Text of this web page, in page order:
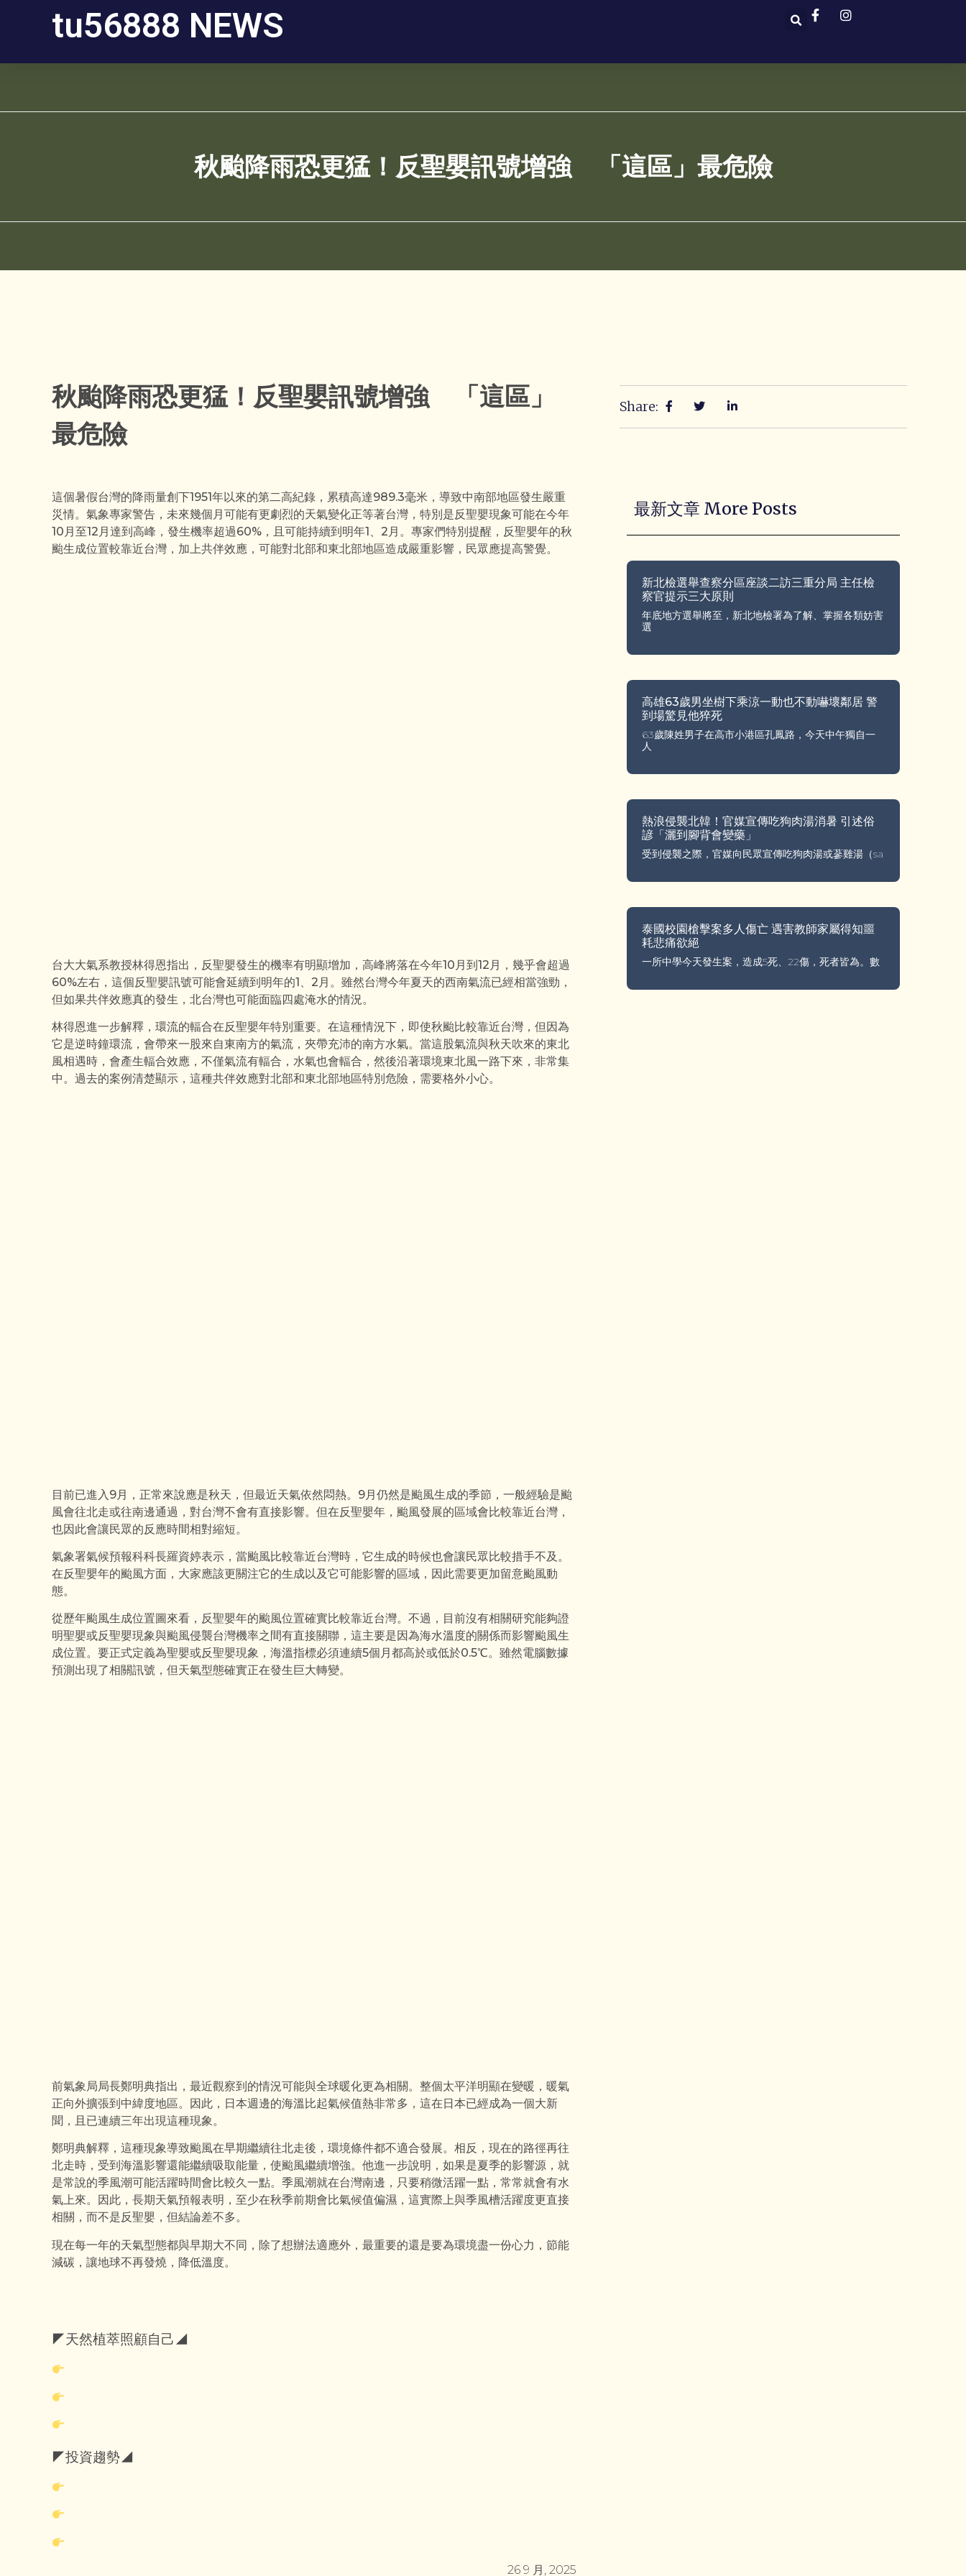
tu56888 NEWS
秋颱降雨恐更猛！反聖嬰訊號增強 「這區」最危險
秋颱降雨恐更猛！反聖嬰訊號增強 「這區」
最危險
這個暑假台灣的降雨量創下1951年以來的第二高紀錄，累積高達989.3毫米，導致中南部地區發生嚴重
災情。氣象專家警告，未來幾個月可能有更劇烈的天氣變化正等著台灣，特別是反聖嬰現象可能在今年
10月至12月達到高峰，發生機率超過60%，且可能持續到明年1、2月。專家們特別提醒，反聖嬰年的秋
颱生成位置較靠近台灣，加上共伴效應，可能對北部和東北部地區造成嚴重影響，民眾應提高警覺。
台大大氣系教授林得恩指出，反聖嬰發生的機率有明顯增加，高峰將落在今年10月到12月，幾乎會超過
60%左右，這個反聖嬰訊號可能會延續到明年的1、2月。雖然台灣今年夏天的西南氣流已經相當強勁，
但如果共伴效應真的發生，北台灣也可能面臨四處淹水的情況。
林得恩進一步解釋，環流的輻合在反聖嬰年特別重要。在這種情況下，即使秋颱比較靠近台灣，但因為
它是逆時鐘環流，會帶來一股來自東南方的氣流，夾帶充沛的南方水氣。當這股氣流與秋天吹來的東北
風相遇時，會產生輻合效應，不僅氣流有輻合，水氣也會輻合，然後沿著環境東北風一路下來，非常集
中。過去的案例清楚顯示，這種共伴效應對北部和東北部地區特別危險，需要格外小心。
目前已進入9月，正常來說應是秋天，但最近天氣依然悶熱。9月仍然是颱風生成的季節，一般經驗是颱
風會往北走或往南邊通過，對台灣不會有直接影響。但在反聖嬰年，颱風發展的區域會比較靠近台灣，
也因此會讓民眾的反應時間相對縮短。
氣象署氣候預報科科長羅資婷表示，當颱風比較靠近台灣時，它生成的時候也會讓民眾比較措手不及。
在反聖嬰年的颱風方面，大家應該更關注它的生成以及它可能影響的區域，因此需要更加留意颱風動
態。
從歷年颱風生成位置圖來看，反聖嬰年的颱風位置確實比較靠近台灣。不過，目前沒有相關研究能夠證
明聖嬰或反聖嬰現象與颱風侵襲台灣機率之間有直接關聯，這主要是因為海水溫度的關係而影響颱風生
成位置。要正式定義為聖嬰或反聖嬰現象，海溫指標必須連續5個月都高於或低於0.5℃。雖然電腦數據
預測出現了相關訊號，但天氣型態確實正在發生巨大轉變。
前氣象局局長鄭明典指出，最近觀察到的情況可能與全球暖化更為相關。整個太平洋明顯在變暖，暖氣
正向外擴張到中緯度地區。因此，日本週邊的海溫比起氣候值熱非常多，這在日本已經成為一個大新
聞，且已連續三年出現這種現象。
鄭明典解釋，這種現象導致颱風在早期繼續往北走後，環境條件都不適合發展。相反，現在的路徑再往
北走時，受到海溫影響還能繼續吸取能量，使颱風繼續增強。他進一步說明，如果是夏季的影響源，就
是常說的季風潮可能活躍時間會比較久一點。季風潮就在台灣南邊，只要稍微活躍一點，常常就會有水
氣上來。因此，長期天氣預報表明，至少在秋季前期會比氣候值偏濕，這實際上與季風槽活躍度更直接
相關，而不是反聖嬰，但結論差不多。
現在每一年的天氣型態都與早期大不同，除了想辦法適應外，最重要的還是要為環境盡一份心力，節能
減碳，讓地球不再發燒，降低溫度。
◤天然植萃照顧自己◢
◤投資趨勢◢
26 9 月, 2025
Share:
最新文章 More Posts
新北檢選舉查察分區座談二訪三重分局 主任檢
察官提示三大原則
年底地方選舉將至，新北地檢署為了解、掌握各類妨害
選
高雄63歲男坐樹下乘涼一動也不動嚇壞鄰居 警
到場驚見他猝死
63歲陳姓男子在高市小港區孔鳳路，今天中午獨自一
人
熱浪侵襲北韓！官媒宣傳吃狗肉湯消暑 引述俗
諺「灑到腳背會變藥」
受到侵襲之際，官媒向民眾宣傳吃狗肉湯或蔘雞湯（sa
泰國校園槍擊案多人傷亡 遇害教師家屬得知噩
耗悲痛欲絕
一所中學今天發生案，造成5死、22傷，死者皆為。數